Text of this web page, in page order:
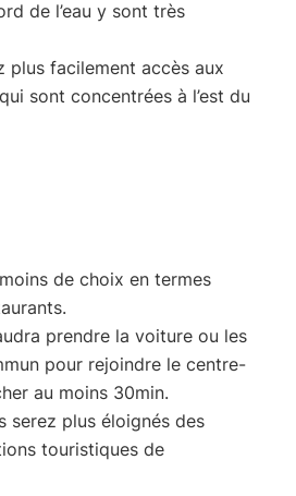
de l’eau y sont très
plus facilement accès aux
sont concentrées à l’est du
de choix en termes
prendre la voiture ou les
pour rejoindre le centre-
au moins 30min.
serez plus éloignés des
touristiques de